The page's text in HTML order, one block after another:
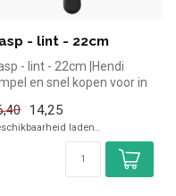
- lint - 22cm
- lint - 22cm |Hendi
en snel kopen voor in
14,25
laden..